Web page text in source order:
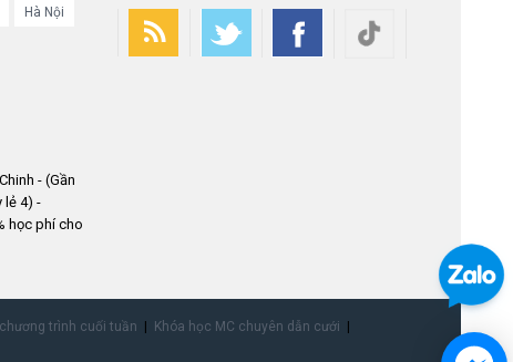
Hà Nội
- (Gần
lẻ 4) -
học phí cho
trình cuối tuần
Khóa học MC chuyên dẫn cưới